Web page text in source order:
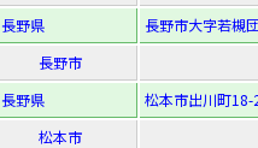
長野県
長野市大字若槻
長野市
長野県
松本市出川町18-
松本市